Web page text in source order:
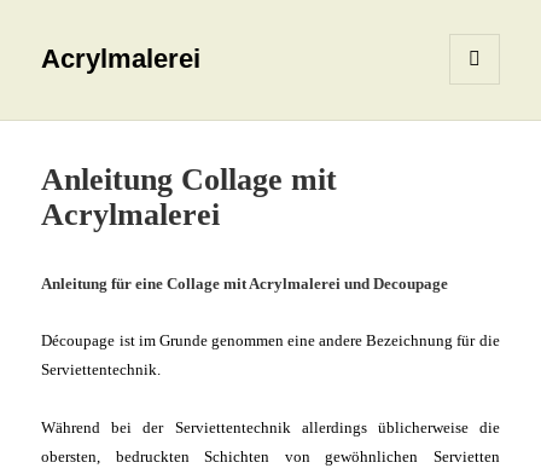
Acrylmalerei
WIDGETS
Anleitung Collage mit
Acrylmalerei
Anleitung für eine Collage mit Acrylmalerei und Decoupage
Découpage ist im Grunde genommen eine andere Bezeichnung für die
Serviettentechnik.
Während bei der Serviettentechnik allerdings üblicherweise die
obersten, bedruckten Schichten von gewöhnlichen Servietten